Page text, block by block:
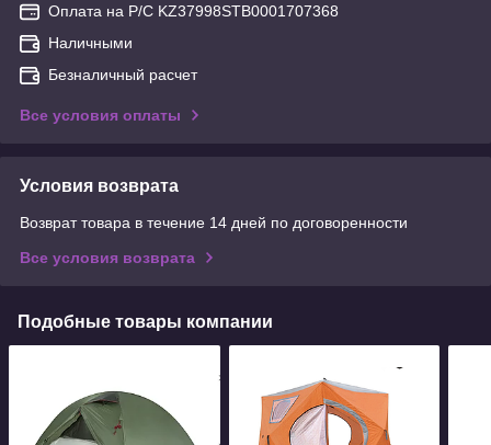
Оплата на Р/С KZ37998STB0001707368
Наличными
Безналичный расчет
Все условия оплаты
Условия возврата
Возврат товара в течение 14 дней по договоренности
Все условия возврата
Подобные товары компании